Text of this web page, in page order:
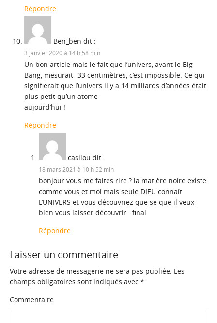
Répondre
Ben_ben dit :
3 janvier 2020 à 14 h 58 min
Un bon article mais le fait que l’univers, avant le Big
Bang, mesurait -33 centimètres, c’est impossible. Ce qui
signifierait que l’univers il y a 14 milliards d’années était
plus petit qu’un atome
aujourd’hui !
Répondre
casilou dit :
18 mars 2021 à 10 h 52 min
bonjour vous me faites rire ? la matière noire existe
comme vous et moi mais seule DIEU connaît
L’UNIVERS et vous découvriez que se que il veux
bien vous laisser découvrir . final
Répondre
Laisser un commentaire
Votre adresse de messagerie ne sera pas publiée. Les
champs obligatoires sont indiqués avec *
Commentaire